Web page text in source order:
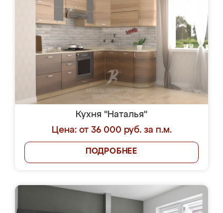
Кухня "Наталья"
Цена: от 36 000 руб. за п.м.
ПОДРОБНЕЕ